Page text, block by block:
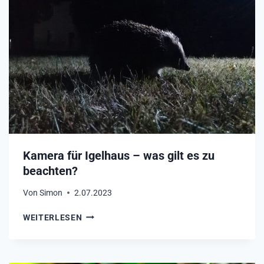
C
H
E
I
N
I
G
L
U
V
Kamera für Igelhaus – was gilt es zu
beachten?
Von Simon 2.07.2023
WEITERLESEN K